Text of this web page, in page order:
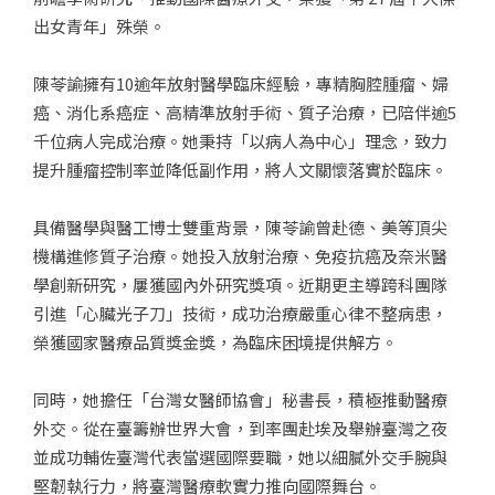
出女青年」殊榮。
陳苓諭擁有10逾年放射醫學臨床經驗，專精胸腔腫瘤、婦
癌、消化系癌症、高精準放射手術、質子治療，已陪伴逾5
千位病人完成治療。她秉持「以病人為中心」理念，致力
提升腫瘤控制率並降低副作用，將人文關懷落實於臨床。
具備醫學與醫工博士雙重背景，陳苓諭曾赴德、美等頂尖
機構進修質子治療。她投入放射治療、免疫抗癌及奈米醫
學創新研究，屢獲國內外研究獎項。近期更主導跨科團隊
引進「心臟光子刀」技術，成功治療嚴重心律不整病患，
榮獲國家醫療品質獎金獎，為臨床困境提供解方。
同時，她擔任「台灣女醫師協會」秘書長，積極推動醫療
外交。從在臺籌辦世界大會，到率團赴埃及舉辦臺灣之夜
並成功輔佐臺灣代表當選國際要職，她以細膩外交手腕與
堅韌執行力，將臺灣醫療軟實力推向國際舞台。